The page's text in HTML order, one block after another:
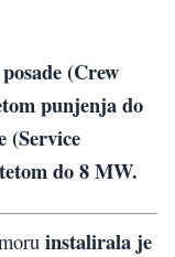
(Crew
punjenja do
(Service
do 8 MW.
instalirala je